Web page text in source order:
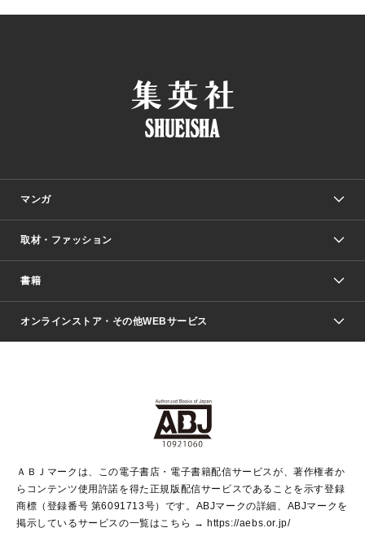
マンガ
少年マンガ
Vジャンプ
ジャンプルーキー！
ジャンプTOON
S-MANGA
週刊ヤングジャンプ
ウルトラジャンプ
少女マンガ
リマコミ＋
マンガMeets
月刊オフィスユー
取材・ファッション
Seventeen
LEE
Marisol
芸能・情報・スポーツ
パラスポ＋！
書籍
文芸・文庫・総合
青春と読書
アジア人物史
集英社新書
集英社新書プラス
よみタイ
ライトノベル・ノベライズ
集英社Webマガジン Cobalt
集英社オレンジ文庫
シフォン文庫
集英社みらい文庫
S-KIDS.LAND
オンラインストア・その他WEBサービス
SHUEISHA MANGA-ART HERITAGE
HAPPY PLUS STORE
shueisha vox
EDITOR'S LAB
ＡＢＪマークは、この電子書店・電子書籍配信サービスが、著作権者か
らコンテンツ使用許諾を得た正規版配信サービスであることを示す登録
商標（登録番号 第6091713号）です。ABJマークの詳細、ABJマークを
掲示しているサービスの一覧はこちら → https://aebs.or.jp/